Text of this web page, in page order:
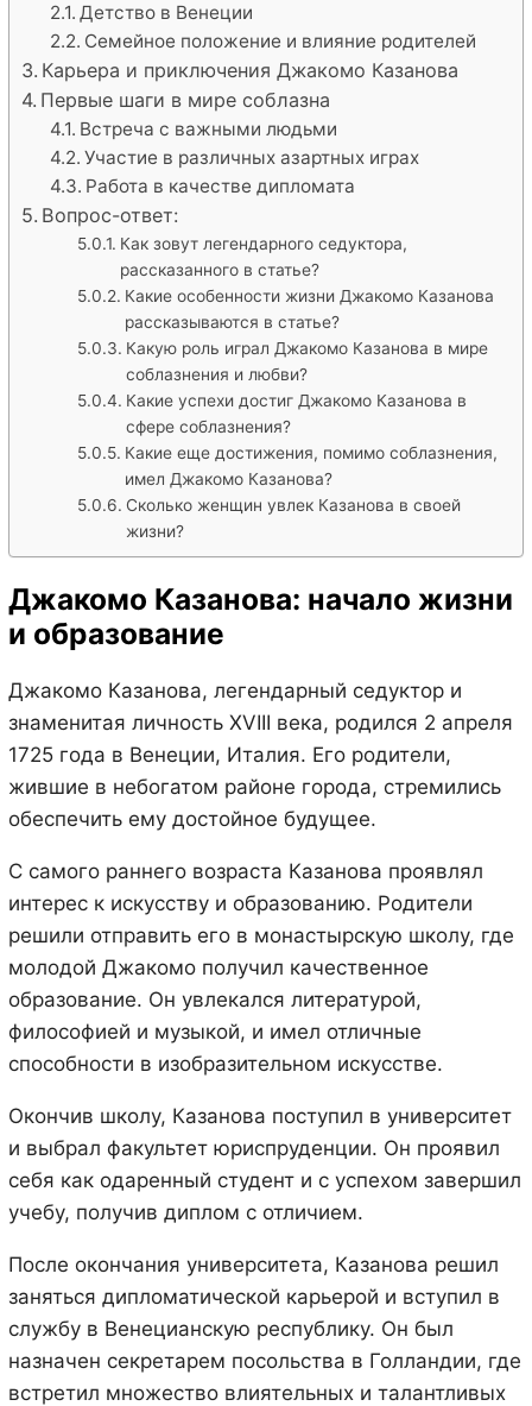
Детство в Венеции
Семейное положение и влияние родителей
Карьера и приключения Джакомо Казанова
Первые шаги в мире соблазна
Встреча с важными людьми
Участие в различных азартных играх
Работа в качестве дипломата
Вопрос-ответ:
Как зовут легендарного седуктора,
рассказанного в статье?
Какие особенности жизни Джакомо Казанова
рассказываются в статье?
Какую роль играл Джакомо Казанова в мире
соблазнения и любви?
Какие успехи достиг Джакомо Казанова в
сфере соблазнения?
Какие еще достижения, помимо соблазнения,
имел Джакомо Казанова?
Сколько женщин увлек Казанова в своей
жизни?
Джакомо Казанова: начало жизни
и образование
Джакомо Казанова, легендарный седуктор и
знаменитая личность XVIII века, родился 2 апреля
1725 года в Венеции, Италия. Его родители,
жившие в небогатом районе города, стремились
обеспечить ему достойное будущее.
С самого раннего возраста Казанова проявлял
интерес к искусству и образованию. Родители
решили отправить его в монастырскую школу, где
молодой Джакомо получил качественное
образование. Он увлекался литературой,
философией и музыкой, и имел отличные
способности в изобразительном искусстве.
Окончив школу, Казанова поступил в университет
и выбрал факультет юриспруденции. Он проявил
себя как одаренный студент и с успехом завершил
учебу, получив диплом с отличием.
После окончания университета, Казанова решил
заняться дипломатической карьерой и вступил в
службу в Венецианскую республику. Он был
назначен секретарем посольства в Голландии, где
встретил множество влиятельных и талантливых